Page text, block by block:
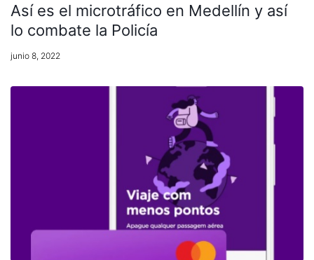
Así es el microtráfico en Medellín y así
lo combate la Policía
junio 8, 2022